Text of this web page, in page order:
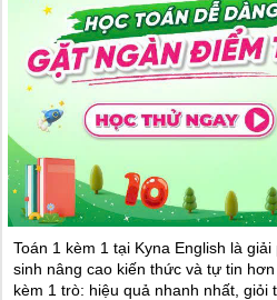
Toán 1 kèm 1 tại Kyna English là
sinh nâng cao kiến thức và tự tin
kèm 1 trò: hiệu quả nhanh nhất, giỏi